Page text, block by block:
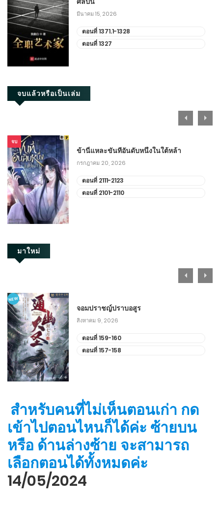
ตอนที่ 861-870
กันยายน 17, 2025
ตอนที่ 851-860
ตอนที่ 841-850
ตอนที่ 831-840
กันยายน 2, 2025
ตอนที่ 821-830
สิงหาคม 28, 2025
ตอนที่ 811-820
สิงหาคม 23, 2025
ตอนที่ 801-810
ตอนที่ 791-800
สิงหาคม 13, 2025
ตอนที่ 781-790
สิงหาคม 9, 2025
สิงหาคม 3, 2025
ตอนที่ 761-770
กรกฎาคม 29, 2025
ตอนที่ 751-760 - แก้แล้ว
กรกฎาคม 24, 2025
มีนาคม 15, 2026
ตอนที่ 1371.1-1328
ตอนที่ 1327
จบแล้วหรือเป็นเล่ม
จบ
ข้านี่แหละขันทีอันดับหนึ่งในใต้หล้า
กรกฎาคม 20, 2026
ตอนที่ 2111-2123
ตอนที่ 2101-2110
มาใหม่
NEW
จอมปราชญ์ปราบอสูร
สิงหาคม 9, 2026
ตอนที่ 159-160
ตอนที่ 157-158
สำหรับคนที่ไม่เห็นตอนเก่า กด
เข้าไปตอนไหนก็ได้ค่ะ ซ้ายบน
หรือ ด้านล่างซ้าย จะสามารถ
เลือกตอนได้ทั้งหมดค่ะ
14/05/2024